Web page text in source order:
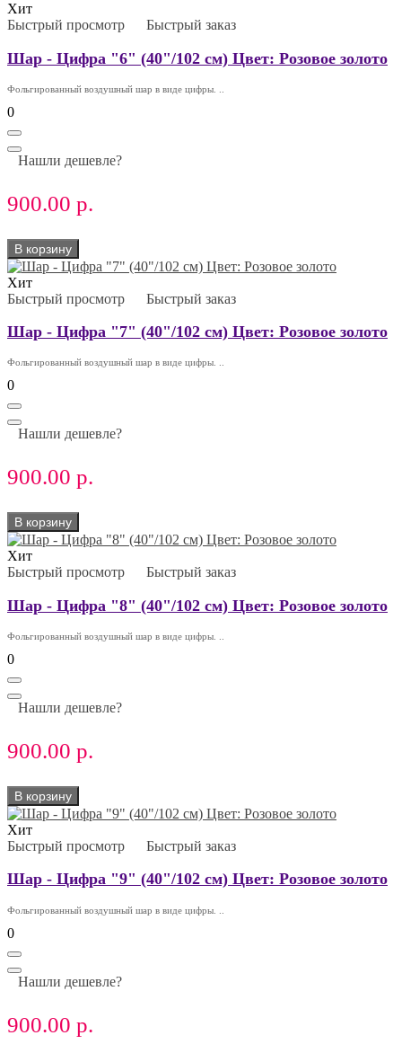
Хит
Быстрый просмотр
Быстрый заказ
Шар - Цифра "6" (40"/102 см) Цвет: Розовое золото
Фольгированный воздушный шар в виде цифры. ..
0
Нашли дешевле?
900.00 р.
В корзину
Хит
Быстрый просмотр
Быстрый заказ
Шар - Цифра "7" (40"/102 см) Цвет: Розовое золото
Фольгированный воздушный шар в виде цифры. ..
0
Нашли дешевле?
900.00 р.
В корзину
Хит
Быстрый просмотр
Быстрый заказ
Шар - Цифра "8" (40"/102 см) Цвет: Розовое золото
Фольгированный воздушный шар в виде цифры. ..
0
Нашли дешевле?
900.00 р.
В корзину
Хит
Быстрый просмотр
Быстрый заказ
Шар - Цифра "9" (40"/102 см) Цвет: Розовое золото
Фольгированный воздушный шар в виде цифры. ..
0
Нашли дешевле?
900.00 р.